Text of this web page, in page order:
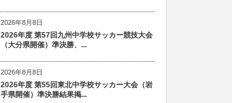
2026年8月8日
2026年度 第57回九州中学校サッカー競技大会
（大分県開催）準決勝、...
2026年8月8日
2026年度 第55回東北中学校サッカー大会（岩
手県開催）準決勝結果掲...